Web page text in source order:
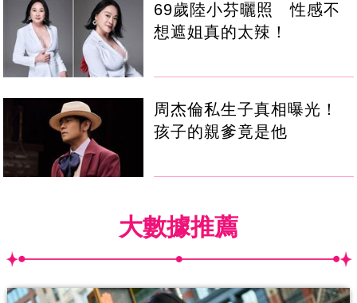
69歲陸小芬曬照 性感不
想遮姐真的太辣！
周杰倫私生子真相曝光！
孩子的親爹竟是他
大數據推薦